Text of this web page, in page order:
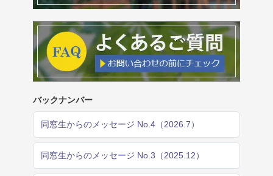
バックナンバー
同窓生からのメッセージ No.4（2026.7）
同窓生からのメッセージ No.3（2025.12）